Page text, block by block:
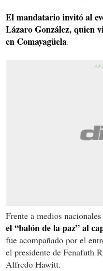
El mandatario invitó al
Lázaro González, quien
en Comayagüela.
Frente a medios
el “balón de la paz” al
fue acompañado por el
el presidente de Fenafuth
Alfredo Hawitt.